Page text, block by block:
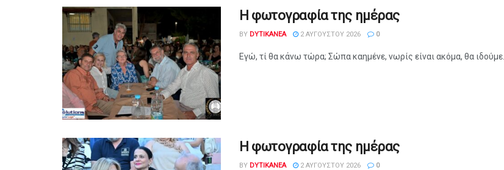
Η φωτογραφία της ημέρας
BY DYTIKANEA 2 ΑΥΓΟΎΣΤΟΥ 2026 0
Εγώ, τί θα κάνω τώρα; Σώπα καημένε, νωρίς είναι ακόμα, θα ιδούμε...
Η φωτογραφία της ημέρας
BY DYTIKANEA 2 ΑΥΓΟΎΣΤΟΥ 2026 0